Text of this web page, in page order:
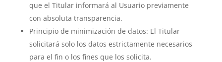
que el Titular informará al Usuario previamente
con absoluta transparencia.
Principio de minimización de datos: El Titular
solicitará solo los datos estrictamente necesarios
para el fin o los fines que los solicita.